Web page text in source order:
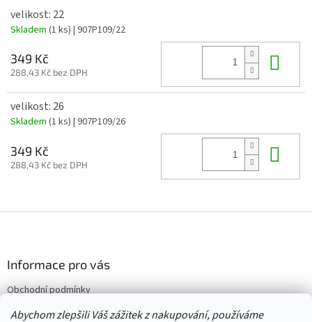
Abychom zlepšili Váš zážitek z nakupování, používáme
velikost: 22
Skladem (1 ks) | 907P109/22
349 Kč
288,43 Kč bez DPH
velikost: 26
Skladem (1 ks) | 907P109/26
349 Kč
288,43 Kč bez DPH
í
Informace pro vás
Obchodní podmínky
Vrácení/výměna/reklamace